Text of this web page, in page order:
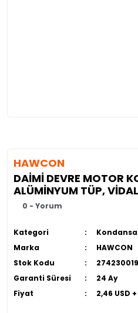
HAWCON
DAİMİ DEVRE MOTOR
ALÜMİNYUM TÜP,
0 - Yorum
Kategori
Marka
HAWCON
Stok Kodu
Garanti Süresi
24 Ay
Fiyat
2,46 USD